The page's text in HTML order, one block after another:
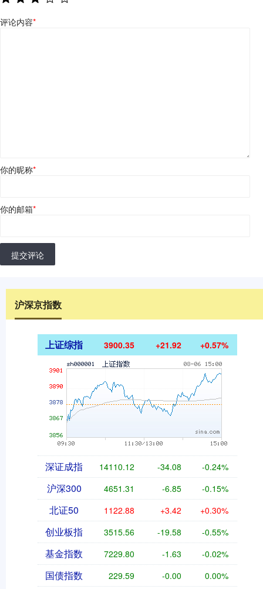
评论内容*
你的昵称*
你的邮箱*
提交评论
沪深京指数
上证综指 3900.35 +21.92 +0.57%
深证成指 14110.12 -34.08 -0.24%
沪深300 4651.31 -6.85 -0.15%
北证50 1122.88 +3.42 +0.30%
创业板指 3515.56 -19.58 -0.55%
基金指数 7229.80 -1.63 -0.02%
国债指数 229.59 -0.00 0.00%